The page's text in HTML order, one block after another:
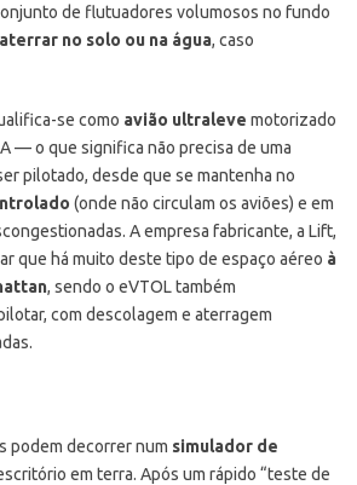
de flutuadores volumosos no fundo
aterrar no solo ou na água, caso
se como avião ultraleve motorizado
— o que significa não precisa de uma
pilotado, desde que se mantenha no
(onde não circulam os aviões) e em
A empresa fabricante, a Lift,
que há muito deste tipo de espaço aéreo à
, sendo o eVTOL também
com descolagem e aterragem
podem decorrer num simulador de
em terra. Após um rápido “teste de